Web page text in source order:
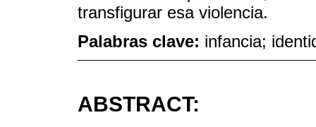
transfigurar esa violencia.
Palabras clave: infancia;
ABSTRACT: